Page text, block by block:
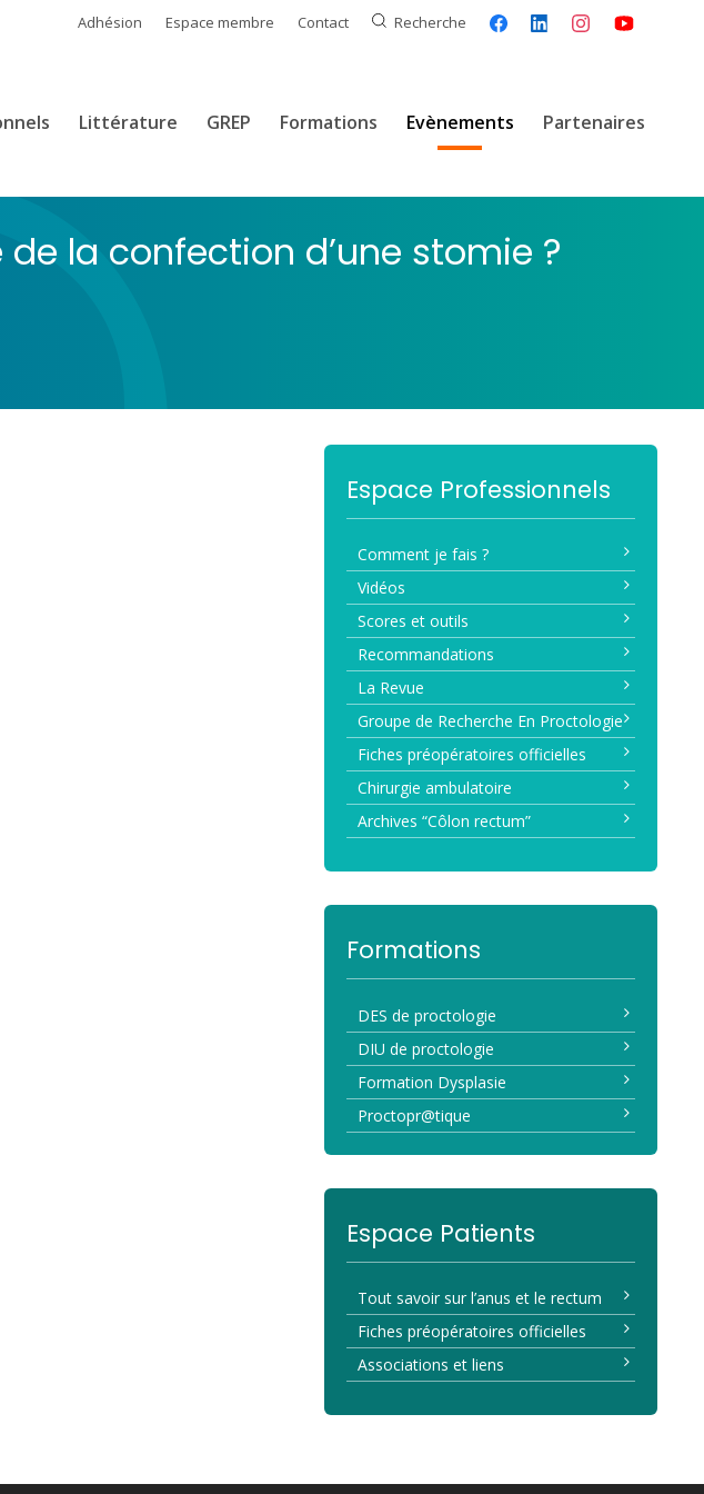
Adhésion Espace membre Contact Recherche
Littérature GREP Formations Evènements Partenaires
la confection d’une stomie ?
Espace Professionnels
Comment je fais ?
Vidéos
Scores et outils
Recommandations
La Revue
Groupe de Recherche En Proctologie
Fiches préopératoires officielles
Chirurgie ambulatoire
Archives “Côlon rectum”
Formations
DES de proctologie
DIU de proctologie
Formation Dysplasie
Proctopr@tique
Espace Patients
Tout savoir sur l’anus et le rectum
Fiches préopératoires officielles
Associations et liens